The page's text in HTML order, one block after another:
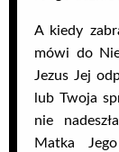
A kiedy
mówi do
Jezus Jej
lub Twoja
nie
Matka